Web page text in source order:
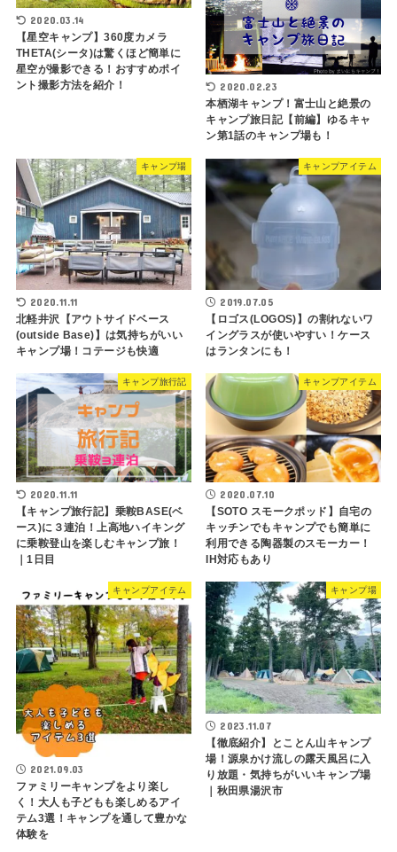
2020.03.14
【星空キャンプ】360度カメラ
THETA(シータ)は驚くほど簡単に
星空が撮影できる！おすすめポイ
ント撮影方法を紹介！
2020.02.23
本栖湖キャンプ！富士山と絶景の
キャンプ旅日記【前編】ゆるキャ
ン第1話のキャンプ場も！
キャンプ場
2020.11.11
北軽井沢【アウトサイドベース
(outside Base)】は気持ちがいい
キャンプ場！コテージも快適
キャンプアイテム
2019.07.05
【ロゴス(LOGOS)】の割れないワ
イングラスが使いやすい！ケース
はランタンにも！
キャンプ旅行記
2020.11.11
【キャンプ旅行記】乗鞍BASE(ベ
ース)に３連泊！上高地ハイキング
に乗鞍登山を楽しむキャンプ旅！
｜1日目
キャンプアイテム
2020.07.10
【SOTO スモークポッド】自宅の
キッチンでもキャンプでも簡単に
利用できる陶器製のスモーカー！
IH対応もあり
キャンプアイテム
2021.09.03
ファミリーキャンプをより楽し
く！大人も子どもも楽しめるアイ
テム3選！キャンプを通して豊かな
体験を
キャンプ場
2023.11.07
【徹底紹介】とことん山キャンプ
場！源泉かけ流しの露天風呂に入
り放題・気持ちがいいキャンプ場
｜秋田県湯沢市